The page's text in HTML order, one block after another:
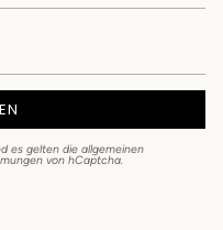
es gelten die allgemeinen
von hCaptcha.